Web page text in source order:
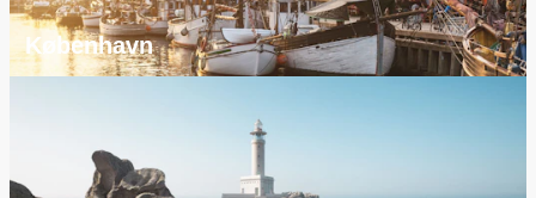
København